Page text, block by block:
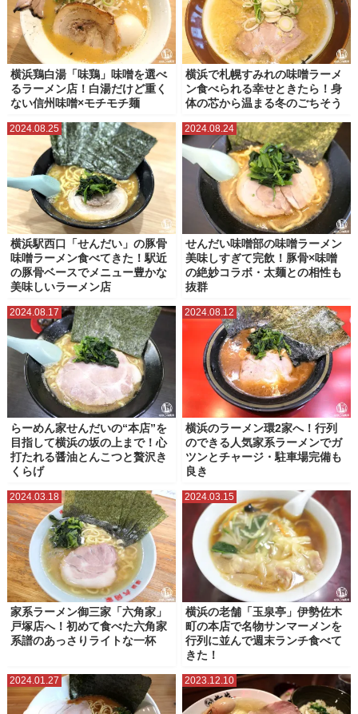
横浜鶏白湯「味鶏」味噌を選べ
るラーメン店！白湯だけど重く
ない信州味噌×モチモチ麺
横浜で札幌すみれの味噌ラーメ
ン食べられる幸せときたら！身
体の芯から温まる冬のごちそう
2024.08.25
横浜駅西口「せんだい」の豚骨
味噌ラーメン食べてきた！駅近
の豚骨ベースでメニュー豊かな
美味しいラーメン店
2024.08.24
せんだい味噌部の味噌ラーメン
美味しすぎて完飲！豚骨×味噌
の絶妙コラボ・太麺との相性も
抜群
2024.08.17
らーめん家せんだいの“本店”を
目指して横浜の坂の上まで！心
打たれる醤油とんこつと贅沢き
くらげ
2024.08.12
横浜のラーメン環2家へ！行列
のできる人気家系ラーメンでガ
ツンとチャージ・駐車場完備も
良き
2024.03.18
家系ラーメン御三家「六角家」
戸塚店へ！初めて食べた六角家
系譜のあっさりライトな一杯
2024.03.15
横浜の老舗「玉泉亭」伊勢佐木
町の本店で名物サンマーメンを
行列に並んで週末ランチ食べて
きた！
2024.01.27 2023.12.10